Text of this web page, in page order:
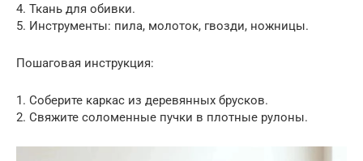
4. Ткань для обивки.
5. Инструменты: пила, молоток, гвозди, ножницы.
Пошаговая инструкция:
1. Соберите каркас из деревянных брусков.
2. Свяжите соломенные пучки в плотные рулоны.